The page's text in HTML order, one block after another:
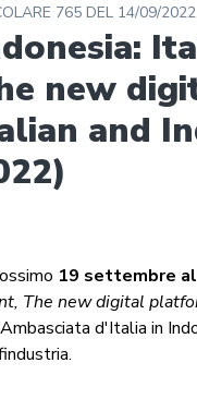
765 DEL 14/09/2022
new
and
19 settembre
The new digital
d'Italia in